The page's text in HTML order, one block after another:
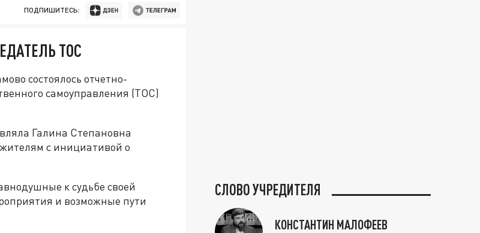
ПОДПИШИТЕСЬ:
ТОС
состоялось отчетно-
самоуправления (ТОС)
Галина Степановна
с инициативой о
к судьбе своей
и возможные пути
СЛОВО УЧРЕДИТЕЛЯ
КОНСТАНТИН МАЛОФЕЕВ